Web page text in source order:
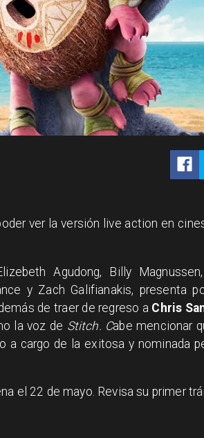
ver la versión live action en
Agudong, Billy
y Zach Galifianakis, presenta
de traer de regreso a Chris
la voz de Stitch. Cabe mencionar
a cargo de la exitosa y nominada
el 22 de mayo. Revisa su primer